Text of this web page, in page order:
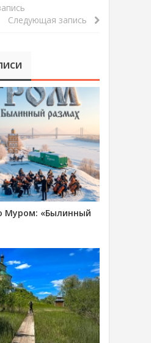
Следующая запись
Муром: «Былинный